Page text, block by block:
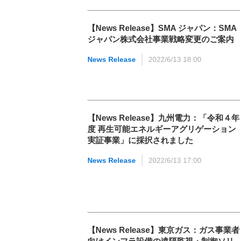
【News Release】SMA ジャパン：SMA
ジャパン株式会社事業戦略変更のご案内
News Release 2022/6/13 18:00
【News Release】九州電力：「令和４年
度 再生可能エネルギーアグリゲーション
実証事業」に採択されました
News Release 2022/6/13 17:00
【News Release】東京ガス：ガス事業者